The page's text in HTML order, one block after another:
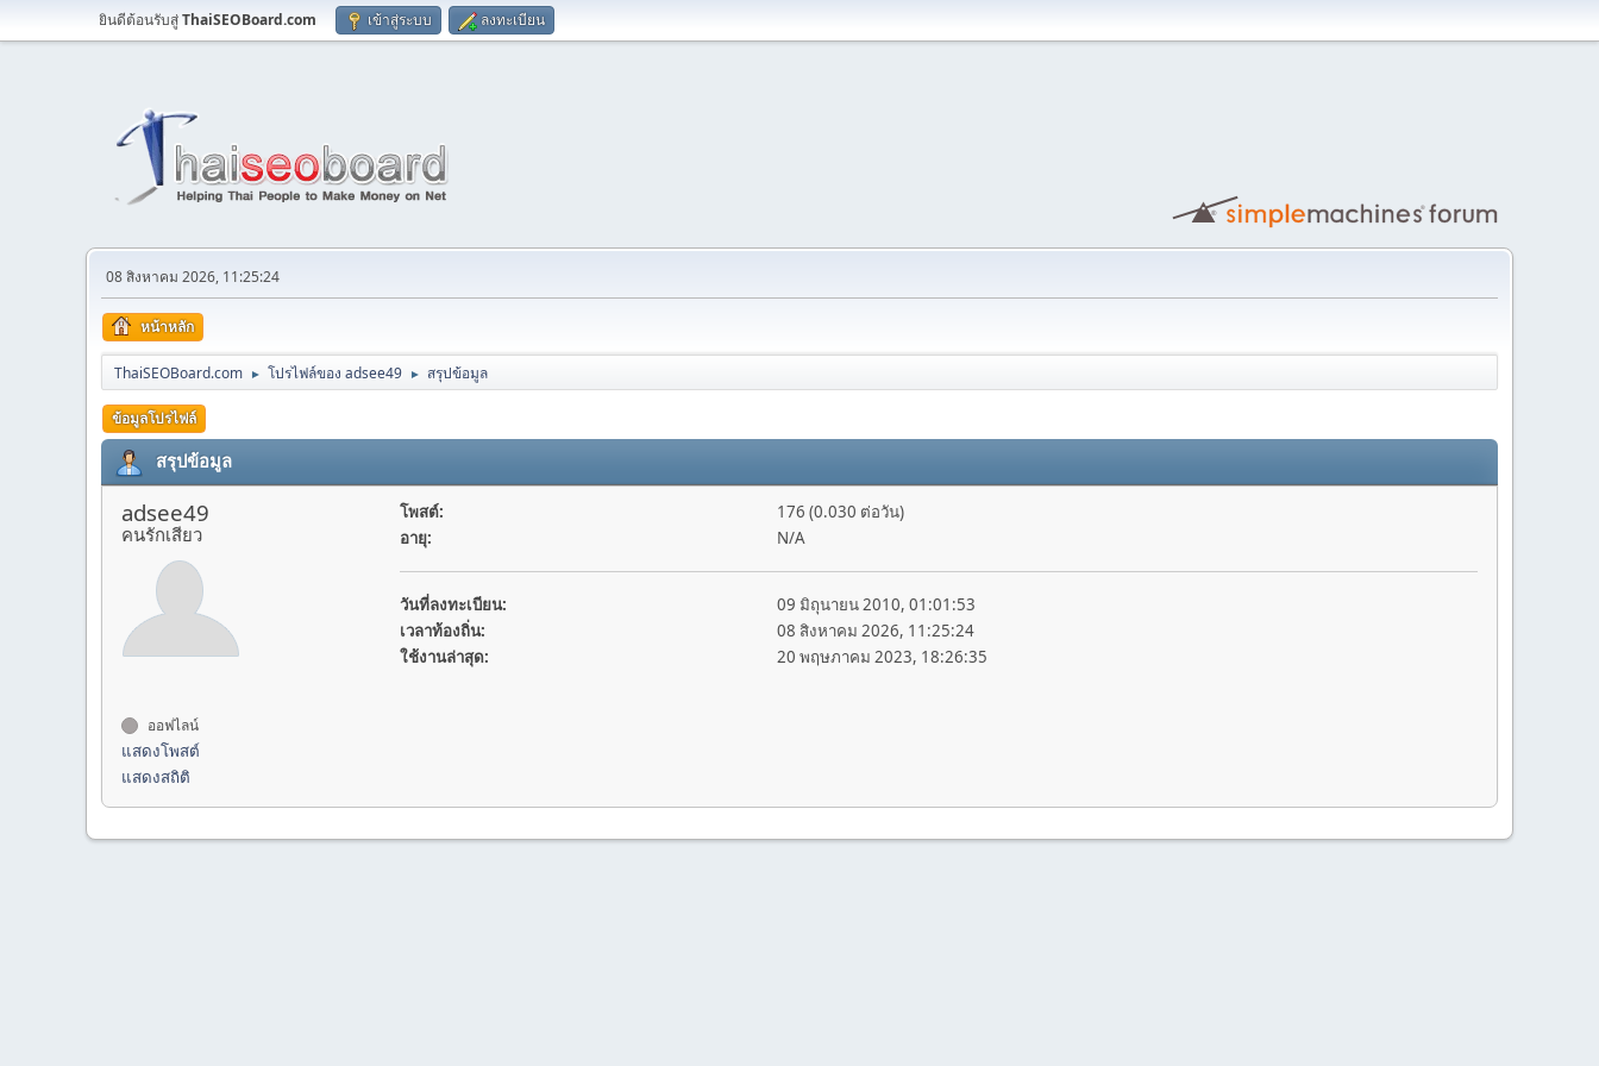
ยินดีต้อนรับสู่ThaiSEOBoard.com เข้าสู่ระบบ ลงทะเบียน
08 สิงหาคม 2026, 11:25:24
หน้าหลัก
ThaiSEOBoard.com ► โปรไฟล์ของ adsee49 ► สรุปข้อมูล
ข้อมูลโปรไฟล์
สรุปข้อมูล
adsee49
คนรักเสียว
ออฟไลน์
แสดงโพสต์
แสดงสถิติ
โพสต์:
176 (0.030 ต่อวัน)
อายุ:
N/A
วันที่ลงทะเบียน:
09 มิถุนายน 2010, 01:01:53
เวลาท้องถิ่น:
08 สิงหาคม 2026, 11:25:24
ใช้งานล่าสุด:
20 พฤษภาคม 2023, 18:26:35